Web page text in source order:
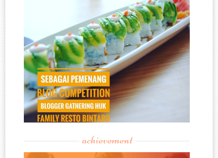
achievement